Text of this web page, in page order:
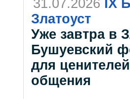
31.07.2026 IX
Златоуст
Уже завтра в
Бушуевский
для
общения